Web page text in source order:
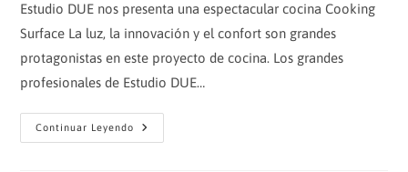
entrada:
entrada:
Estudio DUE nos presenta una espectacular cocina Cooking
Surface La luz, la innovación y el confort son grandes
protagonistas en este proyecto de cocina. Los grandes
profesionales de Estudio DUE…
Continuar Leyendo
Cocina
Cooking